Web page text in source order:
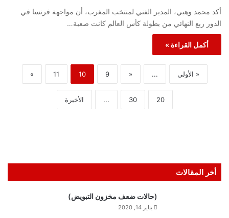
أكد محمد وهبي، المدير الفني لمنتخب المغرب، أن مواجهة فرنسا في
الدور ربع النهائي من بطولة كأس العالم كانت صعبة…
أكمل القراءة »
« الأولى ...
«
9
10
11
»
20
30
... الأخيرة
أخر المقالات
(حالات ضعف مخزون التبويض)
يناير 14, 2020